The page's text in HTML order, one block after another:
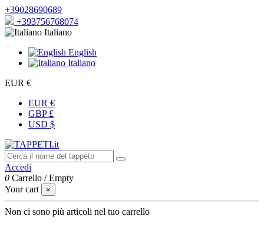
+39028690689
+393756768074
Italiano
English
Italiano
EUR €
EUR €
GBP £
USD $
Accedi
0 Carrello /Empty
Your cart
×
Non ci sono più articoli nel tuo carrello